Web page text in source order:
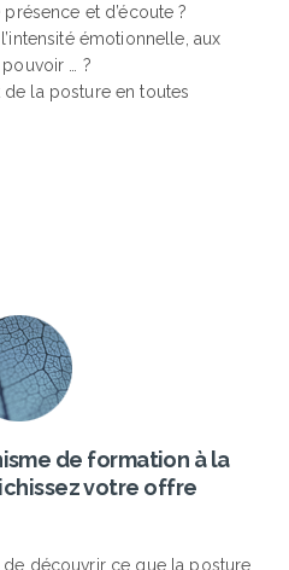
et d’écoute ?
émotionnelle, aux
… ?
la posture en toutes
de formation à la
votre offre
de découvrir ce que la posture